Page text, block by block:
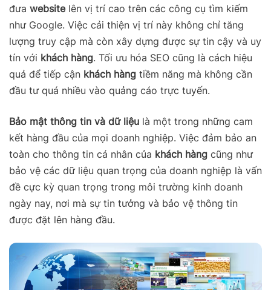
đưa websitelên vị trí cao trên các công cụ tìm kiếm
như Google. Việc cải thiện vị trí này không chỉ tăng
lượng truy cập mà còn xây dựng được sự tin cậy và uy
tín với khách hàng. Tối ưu hóa SEO cũng là cách hiệu
quả để tiếp cận khách hàng tiềm năng mà không cần
đầu tư quá nhiều vào quảng cáo trực tuyến.
Bảo mật thông tin và dữ liệu là một trong những cam
kết hàng đầu của mọi doanh nghiệp. Việc đảm bảo an
toàn cho thông tin cá nhân của khách hàng cũng như
bảo vệ các dữ liệu quan trọng của doanh nghiệp là vấn
đề cực kỳ quan trọng trong môi trường kinh doanh
ngày nay, nơi mà sự tin tưởng và bảo vệ thông tin
được đặt lên hàng đầu.